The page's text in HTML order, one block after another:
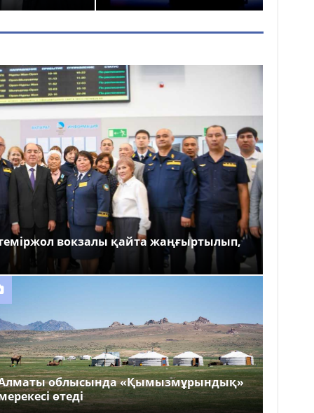
вокзалы қайта жаңғыртылып,
облысында «Қымызмұрындық»
өтеді